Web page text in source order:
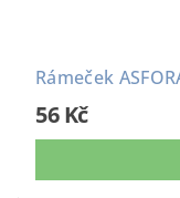
Rámeček
56 Kč